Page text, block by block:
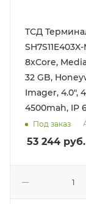
ТСД
8хCore, MediaTek
32 GB,
Imager, 4.0",
4500mah, IP
Под заказ
53 244 руб.